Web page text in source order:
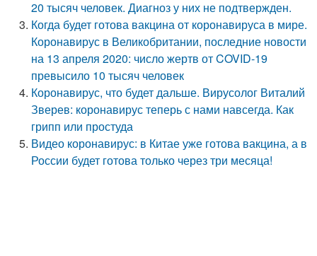
20 тысяч человек. Диагноз у них не подтвержден.
Когда будет готова вакцина от коронавируса в мире.
Коронавирус в Великобритании, последние новости
на 13 апреля 2020: число жертв от COVID-19
превысило 10 тысяч человек
Коронавирус, что будет дальше. Вирусолог Виталий
Зверев: коронавирус теперь с нами навсегда. Как
грипп или простуда
Видео коронавирус: в Китае уже готова вакцина, а в
России будет готова только через три месяца!